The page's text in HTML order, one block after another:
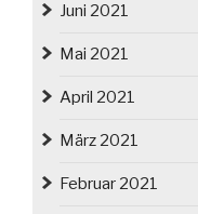
Juni 2021
Mai 2021
April 2021
März 2021
Februar 2021